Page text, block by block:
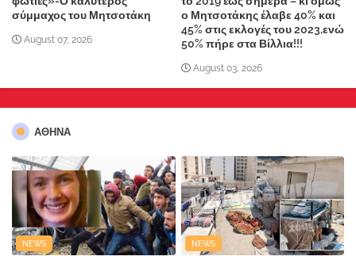
σύμμαχος του Μητσοτάκη
August 07, 2026
ο Μητσοτάκης έλαβε 40% και
45% στις εκλογές του 2023,ενώ
50% πήρε στα Βίλλια!!!
August 03, 2026
ΑΘΗΝΑ
NEWS NEWS